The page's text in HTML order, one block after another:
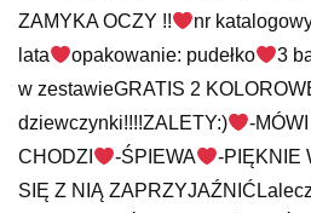
ZAMYKA OCZY !!
nr
lata
opakowanie: pudełko
3
w zestawieGRATIS 2
dziewczynki!!!!ZALETY:)
-
CHODZI
-ŚPIEWA -PIĘKNIE
SIĘ Z NIĄ